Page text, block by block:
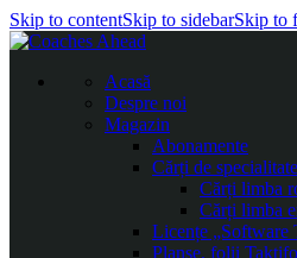
Skip to contentSkip to sidebarSkip to
Acasă
Despre noi
Magazin
Abonamente
Cărți de specialitate
Cărți limba
Cărți limba
Licențe „Software
Planșe, folii